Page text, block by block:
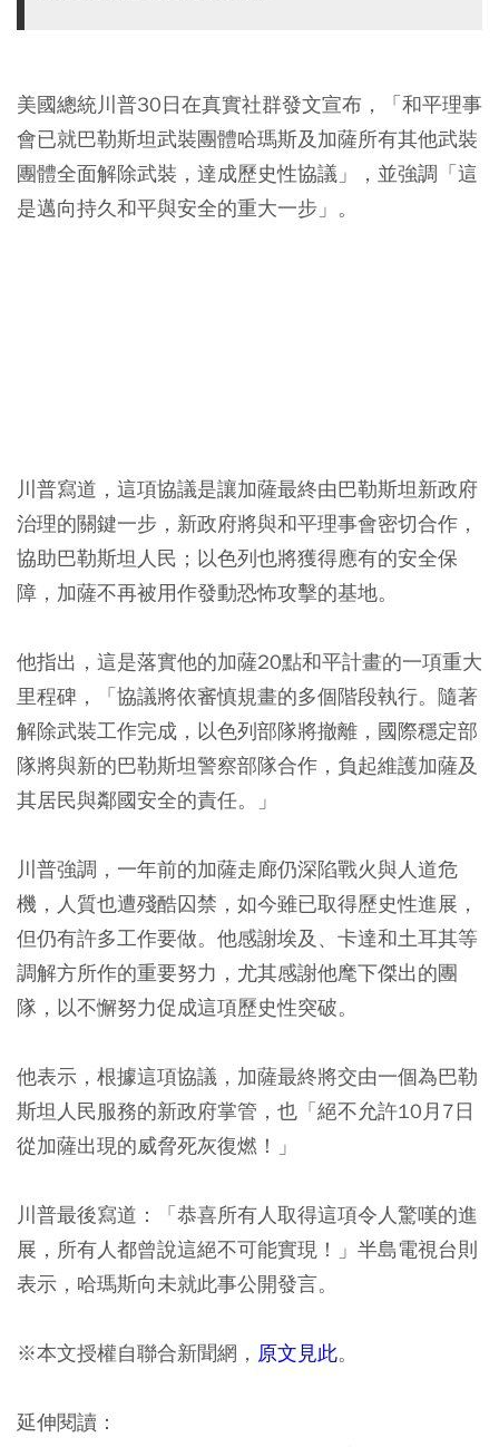
美國總統川普30日在真實社群發文宣布，「和平理事
會已就巴勒斯坦武裝團體哈瑪斯及加薩所有其他武裝
團體全面解除武裝，達成歷史性協議」，並強調「這
是邁向持久和平與安全的重大一步」。
川普寫道，這項協議是讓加薩最終由巴勒斯坦新政府
治理的關鍵一步，新政府將與和平理事會密切合作，
協助巴勒斯坦人民；以色列也將獲得應有的安全保
障，加薩不再被用作發動恐怖攻擊的基地。
他指出，這是落實他的加薩20點和平計畫的一項重大
里程碑，「協議將依審慎規畫的多個階段執行。隨著
解除武裝工作完成，以色列部隊將撤離，國際穩定部
隊將與新的巴勒斯坦警察部隊合作，負起維護加薩及
其居民與鄰國安全的責任。」
川普強調，一年前的加薩走廊仍深陷戰火與人道危
機，人質也遭殘酷囚禁，如今雖已取得歷史性進展，
但仍有許多工作要做。他感謝埃及、卡達和土耳其等
調解方所作的重要努力，尤其感謝他麾下傑出的團
隊，以不懈努力促成這項歷史性突破。
他表示，根據這項協議，加薩最終將交由一個為巴勒
斯坦人民服務的新政府掌管，也「絕不允許10月7日
從加薩出現的威脅死灰復燃！」
川普最後寫道：「恭喜所有人取得這項令人驚嘆的進
展，所有人都曾說這絕不可能實現！」半島電視台則
表示，哈瑪斯向未就此事公開發言。
※本文授權自聯合新聞網， 原文見此。
延伸閱讀：